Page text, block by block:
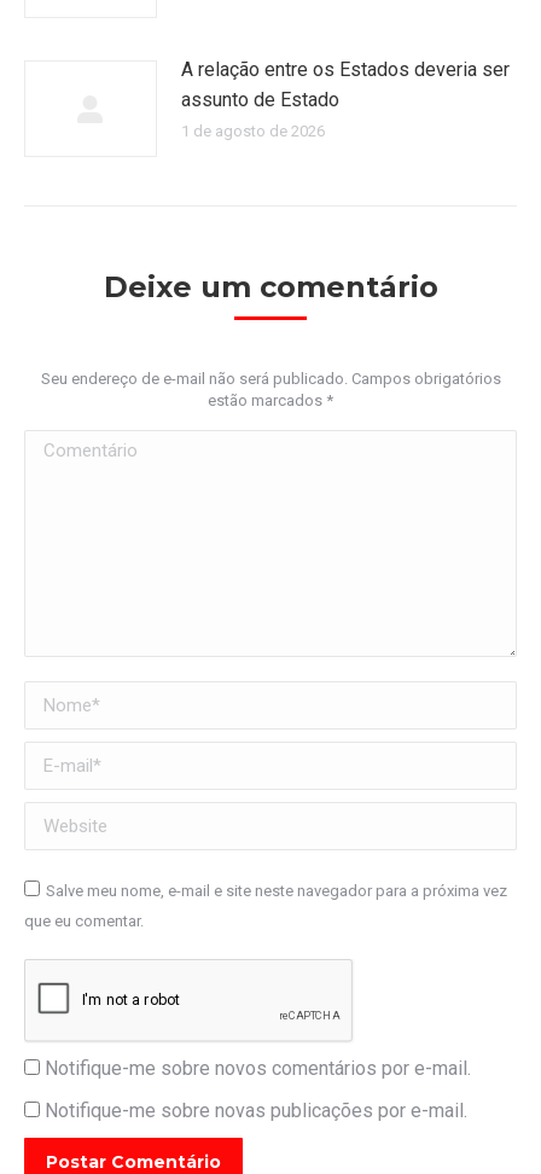
A relação entre os Estados deveria ser
assunto de Estado
1 de agosto de 2026
Deixe um comentário
Seu endereço de e-mail não será publicado. Campos obrigatórios
estão marcados *
Comentário
Nome *
E-mail *
Website
Salve meu nome, e-mail e site neste navegador para a próxima vez
que eu comentar.
Notifique-me sobre novos comentários por e-mail.
Notifique-me sobre novas publicações por e-mail.
Postar Comentário